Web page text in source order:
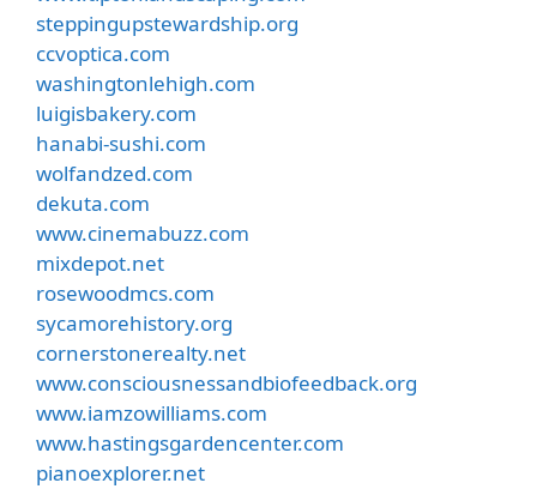
steppingupstewardship.org
ccvoptica.com
washingtonlehigh.com
luigisbakery.com
hanabi-sushi.com
wolfandzed.com
dekuta.com
www.cinemabuzz.com
mixdepot.net
rosewoodmcs.com
sycamorehistory.org
cornerstonerealty.net
www.consciousnessandbiofeedback.org
www.iamzowilliams.com
www.hastingsgardencenter.com
pianoexplorer.net